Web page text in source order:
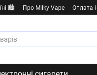
🏙️ Про Milky Vape Оплата